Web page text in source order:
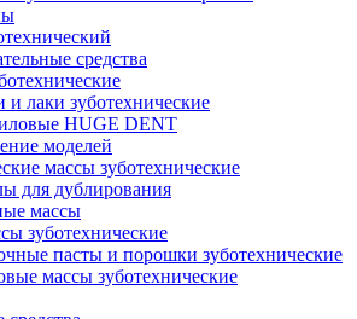
средства
и лаки зуботехнические
HUGE DENT
моделей
массы зуботехнические
для дублирования
массы
зуботехнические
пасты и порошки зуботехнические
массы зуботехнические